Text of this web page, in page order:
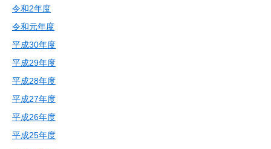
令和2年度
令和元年度
平成30年度
平成29年度
平成28年度
平成27年度
平成26年度
平成25年度